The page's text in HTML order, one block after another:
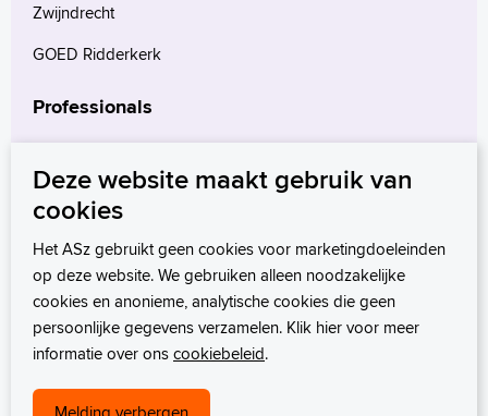
Zwijndrecht
GOED Ridderkerk
Professionals
Verwijzers
Wetenschappelijk onderzoek
Deze website maakt gebruik van
cookies
Het ASz gebruikt geen cookies voor marketingdoeleinden
op deze website. We gebruiken alleen noodzakelijke
cookies en anonieme, analytische cookies die geen
persoonlijke gegevens verzamelen. Klik hier voor meer
informatie over onscookiebeleid.